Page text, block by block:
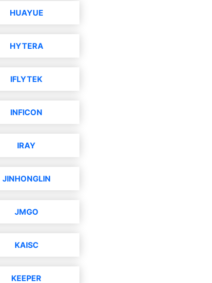
HUAYUE
HYTERA
IFLYTEK
INFICON
IRAY
JINHONGLIN
JMGO
KAISC
KEEPER